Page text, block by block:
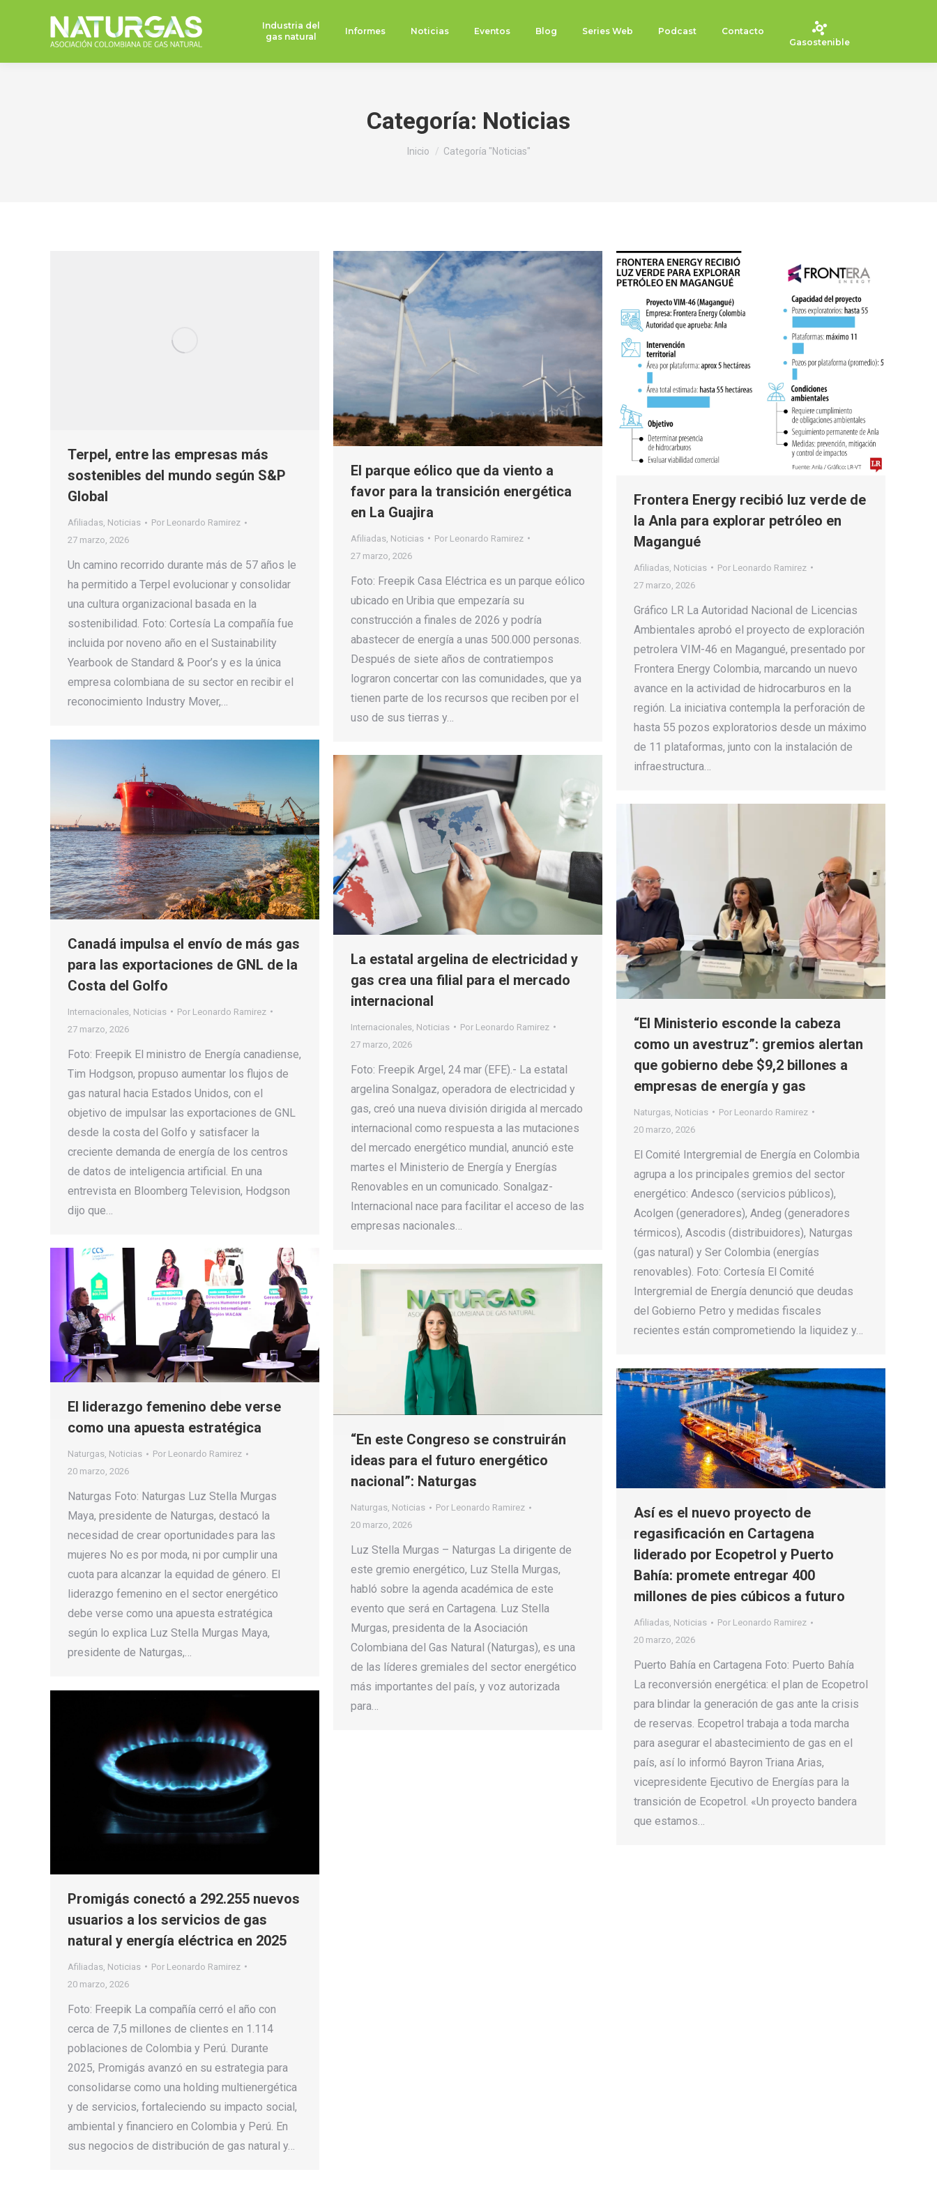
Industria del
gas natural
Informes Noticias Eventos Blog Series Web Podcast
Contacto
Gasostenible
Categoría: Noticias
Estás aquí:
Inicio Categoría "Noticias"
Terpel, entre las empresas más
sostenibles del mundo según S&P
Global
Afiliadas, Noticias Por Leonardo Ramirez
27 marzo, 2026
Un camino recorrido durante más de 57 años le
ha permitido a Terpel evolucionar y consolidar
una cultura organizacional basada en la
sostenibilidad. Foto: Cortesía La compañía fue
incluida por noveno año en el Sustainability
Yearbook de Standard & Poor’s y es la única
empresa colombiana de su sector en recibir el
reconocimiento Industry Mover,…
El parque eólico que da viento a
favor para la transición energética
en La Guajira
Afiliadas Noticias Por Leonardo Ramirez
27 marzo, 2026
Foto: Freepik Casa Eléctrica es un parque eólico
ubicado en Uribia que empezaría su
construcción a finales de 2026 y podría
abastecer de energía a unas 500.000 personas.
Después de siete años de contratiempos
lograron concertar con las comunidades, que ya
tienen parte de los recursos que reciben por el
uso de sus tierras y…
Frontera Energy recibió luz verde de
la Anla para explorar petróleo en
Magangué
Afiliadas Noticias Por Leonardo Ramirez
27 marzo, 2026
Gráfico LR La Autoridad Nacional de Licencias
Ambientales aprobó el proyecto de exploración
petrolera VIM-46 en Magangué, presentado por
Frontera Energy Colombia, marcando un nuevo
avance en la actividad de hidrocarburos en la
región. La iniciativa contempla la perforación de
hasta 55 pozos exploratorios desde un máximo
de 11 plataformas, junto con la instalación de
infraestructura…
Canadá impulsa el envío de más gas
para las exportaciones de GNL de la
Costa del Golfo
Internacionales Noticias Por Leonardo Ramirez
27 marzo, 2026
Foto: Freepik El ministro de Energía canadiense,
Tim Hodgson, propuso aumentar los flujos de
gas natural hacia Estados Unidos, con el
objetivo de impulsar las exportaciones de GNL
desde la costa del Golfo y satisfacer la
creciente demanda de energía de los centros
de datos de inteligencia artificial. En una
entrevista en Bloomberg Television, Hodgson
dijo que…
La estatal argelina de electricidad y
gas crea una filial para el mercado
internacional
Internacionales Noticias Por Leonardo Ramirez
27 marzo, 2026
Foto: Freepik Argel, 24 mar (EFE).- La estatal
argelina Sonalgaz, operadora de electricidad y
gas, creó una nueva división dirigida al mercado
internacional como respuesta a las mutaciones
del mercado energético mundial, anunció este
martes el Ministerio de Energía y Energías
Renovables en un comunicado. Sonalgaz-
Internacional nace para facilitar el acceso de las
empresas nacionales…
“El Ministerio esconde la cabeza
como un avestruz”: gremios alertan
que gobierno debe $9,2 billones a
empresas de energía y gas
Naturgas Noticias Por Leonardo Ramirez
20 marzo, 2026
El Comité Intergremial de Energía en Colombia
agrupa a los principales gremios del sector
energético: Andesco (servicios públicos),
Acolgen (generadores), Andeg (generadores
térmicos), Ascodis (distribuidores), Naturgas
(gas natural) y Ser Colombia (energías
renovables). Foto: Cortesía El Comité
Intergremial de Energía denunció que deudas
del Gobierno Petro y medidas fiscales
recientes están comprometiendo la liquidez y…
El liderazgo femenino debe verse
como una apuesta estratégica
Naturgas, Noticias Por Leonardo Ramirez
20 marzo, 2026
Naturgas Foto: Naturgas Luz Stella Murgas
Maya, presidente de Naturgas, destacó la
necesidad de crear oportunidades para las
mujeres No es por moda, ni por cumplir una
cuota para alcanzar la equidad de género. El
liderazgo femenino en el sector energético
debe verse como una apuesta estratégica
según lo explica Luz Stella Murgas Maya,
presidente de Naturgas,…
“En este Congreso se construirán
ideas para el futuro energético
nacional”: Naturgas
Naturgas, Noticias Por Leonardo Ramirez
20 marzo, 2026
Luz Stella Murgas – Naturgas La dirigente de
este gremio energético, Luz Stella Murgas,
habló sobre la agenda académica de este
evento que será en Cartagena. Luz Stella
Murgas, presidenta de la Asociación
Colombiana del Gas Natural (Naturgas), es una
de las líderes gremiales del sector energético
más importantes del país, y voz autorizada
para…
Así es el nuevo proyecto de
regasificación en Cartagena
liderado por Ecopetrol y Puerto
Bahía: promete entregar 400
millones de pies cúbicos a futuro
Afiliadas, Noticias Por Leonardo Ramirez
20 marzo, 2026
Puerto Bahía en Cartagena Foto: Puerto Bahía
La reconversión energética: el plan de Ecopetrol
para blindar la generación de gas ante la crisis
de reservas. Ecopetrol trabaja a toda marcha
para asegurar el abastecimiento de gas en el
país, así lo informó Bayron Triana Arias,
vicepresidente Ejecutivo de Energías para la
transición de Ecopetrol. «Un proyecto bandera
que estamos…
Promigás conectó a 292.255 nuevos
usuarios a los servicios de gas
natural y energía eléctrica en 2025
Afiliadas Noticias Por Leonardo Ramirez
20 marzo, 2026
Foto: Freepik La compañía cerró el año con
cerca de 7,5 millones de clientes en 1.114
poblaciones de Colombia y Perú. Durante
2025, Promigás avanzó en su estrategia para
consolidarse como una holding multienergética
y de servicios, fortaleciendo su impacto social,
ambiental y financiero en Colombia y Perú. En
sus negocios de distribución de gas natural y…